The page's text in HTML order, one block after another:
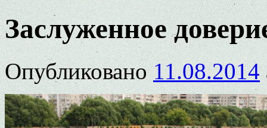
Заслуженное
Опубликовано 11.08.2014